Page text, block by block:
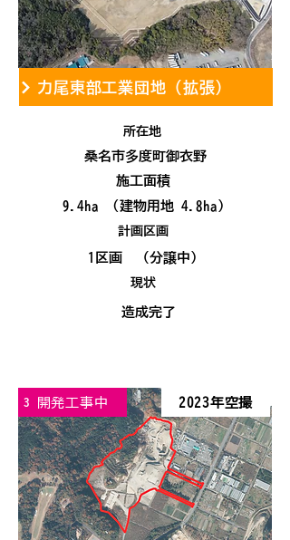
所在地
桑名市多度町御衣野
施工面積
9.4ha (建物用地 4.8ha)
計画区画
1区画 （分譲中）
現状
造成完了
力尾東部工業団地（拡張）
2023年空撮
開発工事中
3